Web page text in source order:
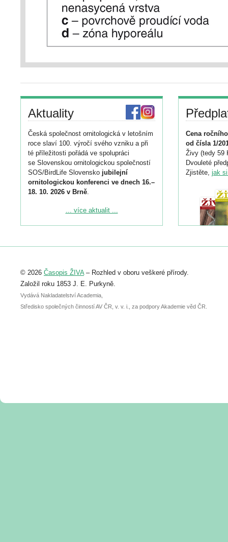
Aktuality
Česká společnost ornitologická v letošním
roce slaví 100. výročí svého vzniku a při
té příležitosti pořádá ve spolupráci
se Slovenskou ornitologickou společností
SOS/BirdLife Slovensko jubilejní
ornitologickou konferenci ve dnech 16.–
18. 10. 2026 v Brně.
Podrobnější informace ke konferenci
Registrovat se můžete do 6. září.
abstraktu přihlášené přednášky nebo
posteru je už 30. června.
... více aktualit ...
Cena
od čísla 1/
Živy (tedy 59
Dvouleté
Zjistěte, jak
© 2026 Časopis ŽIVA– Rozhled v oboru veškeré přírody.
Založil roku 1853 J. E. Purkyně.
Vydává Nakladatelství Academia,
Středisko společných činností AV ČR, v. v. i., za podpory Akademie věd ČR.